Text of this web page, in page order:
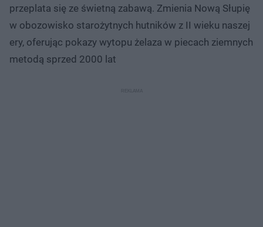
przeplata się ze świetną zabawą. Zmienia Nową Słupię
w obozowisko starożytnych hutników z II wieku naszej
ery, oferując pokazy wytopu żelaza w piecach ziemnych
metodą sprzed 2000 lat